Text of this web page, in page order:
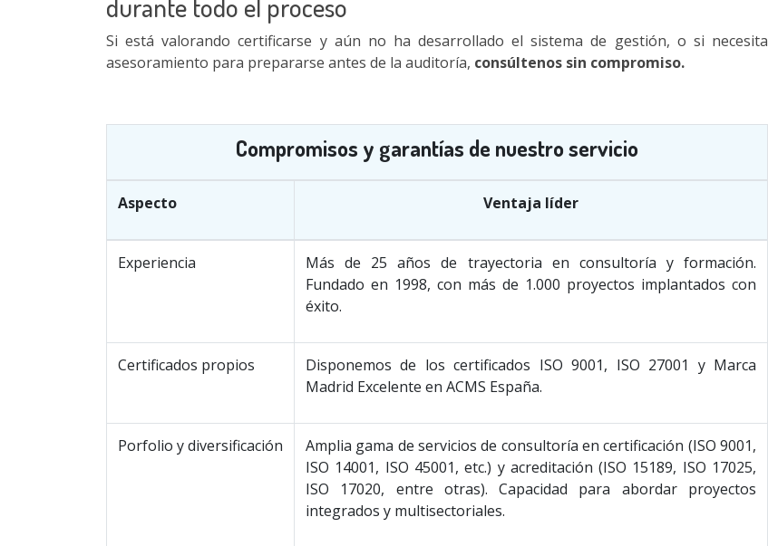
durante todo el proceso
Si está valorando certificarse y aún no ha desarrollado el sistema de gestión, o si necesita
asesoramiento para prepararse antes de la auditoría, consúltenos sin compromiso.
Compromisos y garantías de nuestro servicio
Aspecto Ventaja líder
Experiencia
Más de 25 años de trayectoria en consultoría y formación.
Fundado en 1998, con más de 1.000 proyectos implantados con
éxito.
Certificados propios
Disponemos de los certificados ISO 9001, ISO 27001 y Marca
Madrid Excelente en ACMS España.
Porfolio y diversificación
Amplia gama de servicios de consultoría en certificación (ISO 9001,
ISO 14001, ISO 45001, etc.) y acreditación (ISO 15189, ISO 17025,
ISO 17020, entre otras). Capacidad para abordar proyectos
integrados y multisectoriales.